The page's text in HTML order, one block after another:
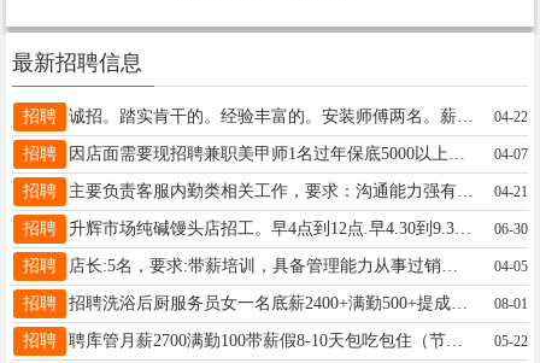
最新招聘信息
招聘 诚招。踏实肯干的。经验丰富的。安装师傅两名。薪资面议。力工两名。薪资5000。周。13945883978 04-22
招聘 04-07
招聘 主要负责客服内勤类相关工作，要求：沟通能力强有协调能力工作认真稳定，有相关经验优先工资底薪3000+提成公司平台好发展空间大经理15326501718 04-21
招聘 升辉市场纯碱馒头店招工。早4点到12点.早4.30到9.30。馒头店出兑。姜15754586500 06-30
招聘 04-05
招聘 招聘洗浴后厨服务员女一名底薪2400+满勤500+提成上24小时休息24小时电话13904586797郭丽13904586797 08-01
招聘 聘库管月薪2700满勤100带薪假8-10天包吃包住（节假日不休）；老板脾气好没架子为人随和工作氛围好年龄20--35岁、会电脑，有工作经验者优先，可以培训高先生18004587078 05-22